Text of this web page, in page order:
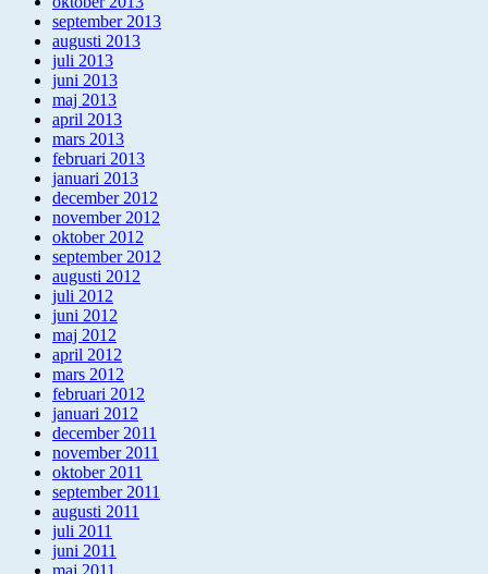
september 2013
augusti 2013
juli 2013
juni 2013
maj 2013
april 2013
mars 2013
februari 2013
januari 2013
december 2012
november 2012
oktober 2012
september 2012
augusti 2012
juli 2012
juni 2012
maj 2012
april 2012
mars 2012
februari 2012
januari 2012
december 2011
november 2011
oktober 2011
september 2011
augusti 2011
juli 2011
juni 2011
maj 2011